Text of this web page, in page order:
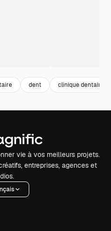
dent clinique dentaire
vie à vos meilleurs projets.
entreprises, agences et